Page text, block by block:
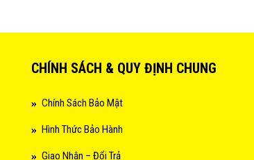
CHÍNH SÁCH & QUY ĐỊNH CHUNG
Chính Sách Bảo Mật
Hình Thức Bảo Hành
Giao Nhận – Đổi Trả